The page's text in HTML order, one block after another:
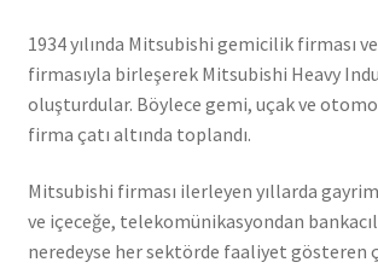
1934 yılında Mitsubishi gemicilik firması
firmasıyla birleşerek Mitsubishi Heavy
oluşturdular. Böylece gemi, uçak ve
firma çatı altında toplandı.
Mitsubishi firması ilerleyen yıllarda
ve içeceğe, telekomünikasyondan
neredeyse her sektörde faaliyet gösteren